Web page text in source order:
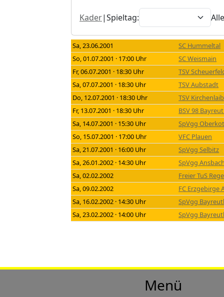
Kader|Spieltag:
Sa, 23.06.2001
SC Hummeltal
So, 01.07.2001 · 17:00 Uhr
SC Weismain
Fr, 06.07.2001 · 18:30 Uhr
TSV
Sa, 07.07.2001 · 18:30 Uhr
TSV Aubstadt
Do, 12.07.2001 · 18:30 Uhr
TSV
Fr, 13.07.2001 · 18:30 Uhr
BSV 98
Sa, 14.07.2001 · 15:30 Uhr
SpVgg
So, 15.07.2001 · 17:00 Uhr
VFC Plauen
Sa, 21.07.2001 · 16:00 Uhr
SpVgg Selbitz
Sa, 26.01.2002 · 14:30 Uhr
SpVgg
Sa, 02.02.2002
Freier TuS
Sa, 09.02.2002
FC Erzgebirge
Sa, 16.02.2002 · 14:30 Uhr
SpVgg
Sa, 23.02.2002 · 14:00 Uhr
SpVgg
Menü